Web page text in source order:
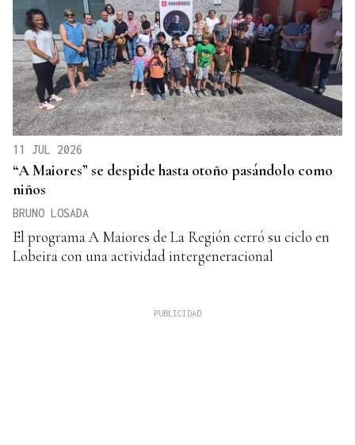
11 JUL 2026
“A Maiores” se despide hasta otoño pasándolo como
niños
BRUNO LOSADA
El programa A Maiores de La Región cerró su ciclo en
Lobeira con una actividad intergeneracional